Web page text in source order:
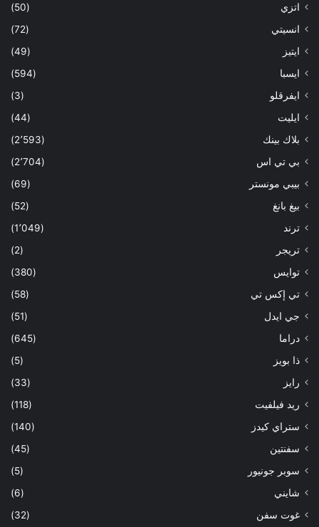
اتزي
(50)
انسيتي
(72)
ايتيز
(49)
ايسبا
(594)
ايفرقلو
(3)
ايليت
(44)
بلاك بينك
(2٬593)
بي تي اس
(2٬704)
بيبي مونستر
(69)
بيغ بانغ
(52)
ترند
(1٬049)
تريجر
(2)
توايس
(380)
تي إكس تي
(58)
جي ايدل
(51)
دراما
(645)
ذا بويز
(5)
رايز
(33)
ريد فيلفيت
(118)
ستراي كيدز
(140)
سفنتين
(45)
سوبر جونيور
(5)
شايني
(6)
غوت سفن
(32)